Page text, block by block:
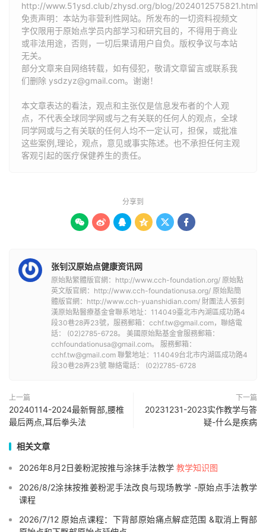
http://www.51ysd.club/zhysd.org/blog/2024012575821.html
免责声明：本站为非营利性网站。所发布的一切资料视频文
字仅限用于原始点学员内部学习和研究目的，不得用于商业
或非法用途，否则，一切后果请用户自负。版权争议与本站
无关。
部分文章来自网络转载，如有侵犯，敬请文章留言或联系我
们删除 ysdzyz@gmail.com。谢谢！
本文章表达的看法，观点和主张仅是信息发布者的个人观
点，不代表全球同学网或与之有关联的任何人的观点，全球
同学网或与之有关联的任何人均不一定认可，担保，或批准
这些案例,理论，观点，意见或事实陈述。也不承担任何主观
客观引起的医疗保健养生的责任。
分享到
     
张钊汉原始点健康资讯网
原始點繁體版官網：http://www.cch-foundation.org/ 原始點
英文版官網：http://www.cch-foundationusa.org/ 原始點簡
體版官網：http://www.cch-yuanshidian.com/ 財團法人張釗
漢原始點醫療基金會聯系地址：114049臺北市內湖區成功路4
段30巷28弄23號，服務郵箱：cchf.tw@gmail.com，聯絡電
話： (02)2785-6728。 美國原始點基金會服務郵箱：
cchfoundationusa@gmail.com。 服務郵箱：
cchf.tw@gmail.com 聯繫地址：114049台北市内湖區成功路4
段30巷28弄23號 聯絡電話： (02)2785-6728
上一篇
20240114-2024最新臀部,腰椎
最后两点,耳后拳头法
下一篇
20231231-2023实作教学与答
疑-什么是疾病
相关文章
2026年8月2日姜粉泥按推与涂抹手法教学 教学知识图
2026/8/2涂抹按推姜粉泥手法改良与现场教学 -原始点手法教学
课程
2026/7/12 原始点课程：下背部原始痛点解症范围 &取消上臀部